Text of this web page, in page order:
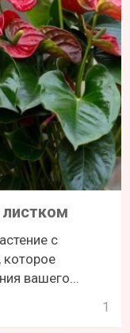
с
вашего...
1